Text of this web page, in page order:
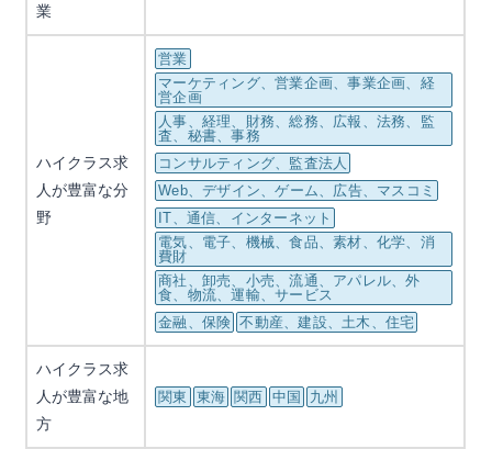
業
ハイクラス求
人が豊富な分
野
営業
マーケティング、営業企画、事業企画、経
営企画
人事、経理、財務、総務、広報、法務、監
査、秘書、事務
コンサルティング、監査法人
Web、デザイン、ゲーム、広告、マスコミ
IT、通信、インターネット
電気、電子、機械、食品、素材、化学、消
費財
商社、卸売、小売、流通、アパレル、外
食、物流、運輸、サービス
金融、保険 不動産、建設、土木、住宅
ハイクラス求
人が豊富な地
方
関東 東海 関西 中国 九州